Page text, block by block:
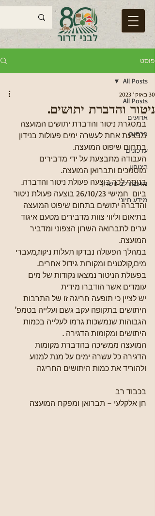
פוסט
All Posts
ארועים
פרסום
עדכונים
ביטחון
מועצה לב השרון
מידע חיוני
All Posts
ניטור והדברת יתושים.
30 באוק׳ 2023
במסגרת ניטור והדברת יתושים המועצה
מבצעת אחת לעשרה ימים פעולות בנידון
בתחום שיפוט המועצה.
העבודה מתבצעת על ידי מדבירים
מוסמכים ותברואן המועצה.
בנוסף לכך בוצעה פעולת ניטור והדברה.
ביום  חמישי 26/10/23 בוצעה פעולת ניטור
והדברה יתושים בתחום שיפוט המועצה
בתיאום וליווי צוות מדבירים מטעם איגוד
ערים לתברואה השרון הצפוני ומדביר
המועצה.
במהלך הפעולה נבדקו תעלות ניקוז,מעברי
מים,קולטנים ומקורות גידול אחרים.
בפעולת הניטור נמצאו נקודות של מים
עומדים אשר הודברו מידית
יש לציין כי תופעה חריגה זו של התרבות
היתושים בתקופה עקב גשם ועלייה בטמפ'
הגבוהות שנמשכות גרמו לעלייה בכמות
היתושים ומקומות הדגירה .
המועצה ממשיכה בהדברת מקומות
הדגירה כל עשרה ימים על מנת למנוע
ולהוריד את כמות היתושים החריגה
בכבוד רב
חן אלקלעי – תברואן ומפקח המועצה